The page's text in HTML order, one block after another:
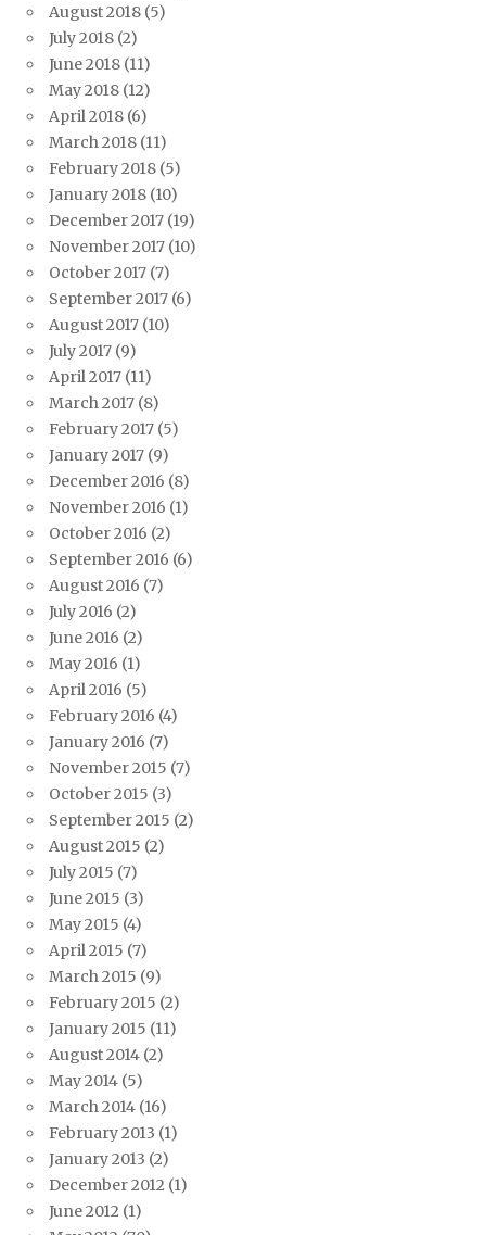
August 2018 (5)
July 2018 (2)
June 2018 (11)
May 2018 (12)
April 2018 (6)
March 2018 (11)
February 2018 (5)
January 2018 (10)
December 2017 (19)
November 2017 (10)
October 2017 (7)
September 2017 (6)
August 2017 (10)
July 2017 (9)
April 2017 (11)
March 2017 (8)
February 2017 (5)
January 2017 (9)
December 2016 (8)
November 2016 (1)
October 2016 (2)
September 2016 (6)
August 2016 (7)
July 2016 (2)
June 2016 (2)
May 2016 (1)
April 2016 (5)
February 2016 (4)
January 2016 (7)
November 2015 (7)
October 2015 (3)
September 2015 (2)
August 2015 (2)
July 2015 (7)
June 2015 (3)
May 2015 (4)
April 2015 (7)
March 2015 (9)
February 2015 (2)
January 2015 (11)
August 2014 (2)
May 2014 (5)
March 2014 (16)
February 2013 (1)
January 2013 (2)
December 2012 (1)
June 2012 (1)